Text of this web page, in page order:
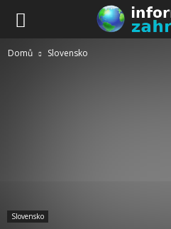
Domů Slovensko
Slovensko